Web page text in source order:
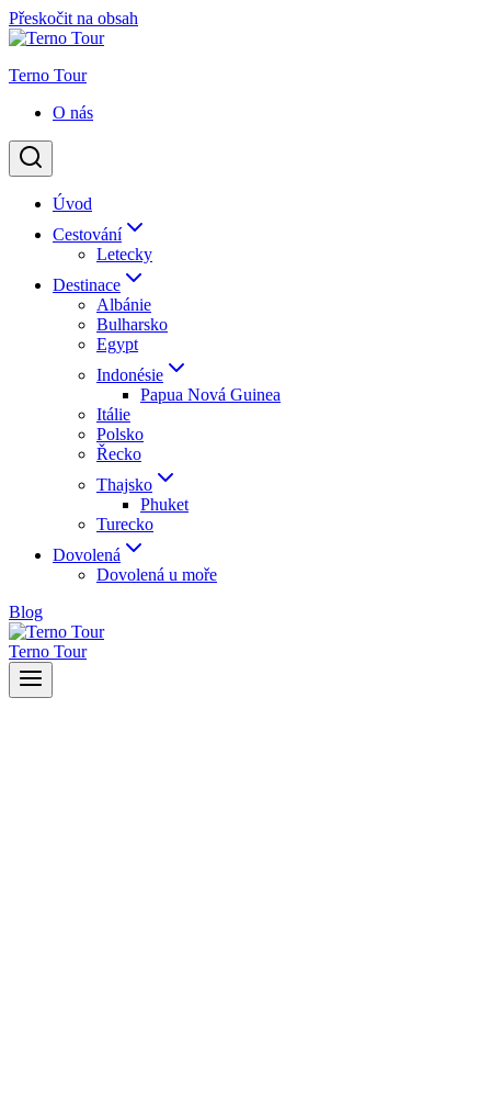
Přeskočit na obsah
Terno Tour
O nás
Úvod
Cestování
Letecky
Destinace
Albánie
Bulharsko
Egypt
Indonésie
Papua Nová Guinea
Itálie
Polsko
Řecko
Thajsko
Phuket
Turecko
Dovolená
Dovolená u moře
Blog
Terno Tour